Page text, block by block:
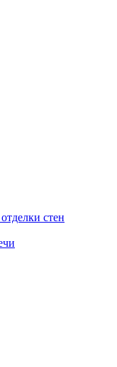
стен